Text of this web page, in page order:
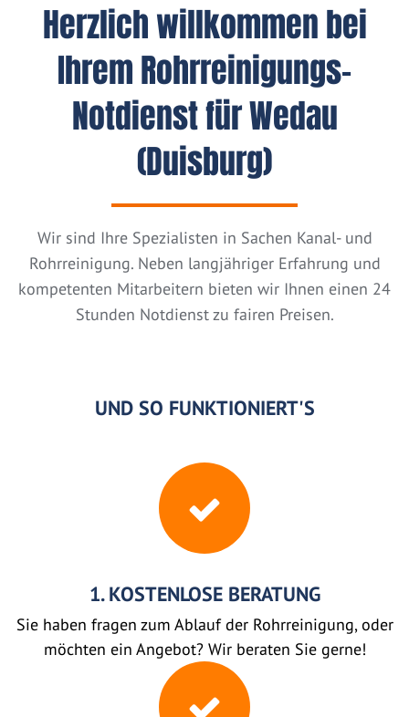
Herzlich willkommen bei
Ihrem Rohrreinigungs-
Notdienst für Wedau
(Duisburg)
Wir sind Ihre Spezialisten in Sachen Kanal- und
Rohrreinigung. Neben langjähriger Erfahrung und
kompetenten Mitarbeitern bieten wir Ihnen einen 24
Stunden Notdienst zu fairen Preisen.
UND SO FUNKTIONIERT'S
1. KOSTENLOSE BERATUNG
Sie haben fragen zum Ablauf der Rohrreinigung, oder
möchten ein Angebot? Wir beraten Sie gerne!